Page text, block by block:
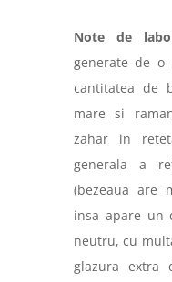
Note de
generate de o
cantitatea de
mare si
zahar in
generala a
(bezeaua are
insa apare un
neutru, cu
glazura extra